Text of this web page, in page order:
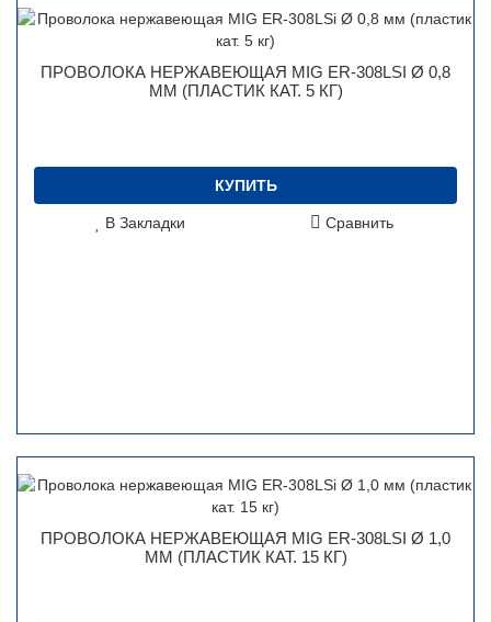
ПРОВОЛОКА НЕРЖАВЕЮЩАЯ MIG ER-308LSI Ø 0,8
ММ (ПЛАСТИК КАТ. 5 КГ)
КУПИТЬ
В Закладки Сравнить
ПРОВОЛОКА НЕРЖАВЕЮЩАЯ MIG ER-308LSI Ø 1,0
ММ (ПЛАСТИК КАТ. 15 КГ)